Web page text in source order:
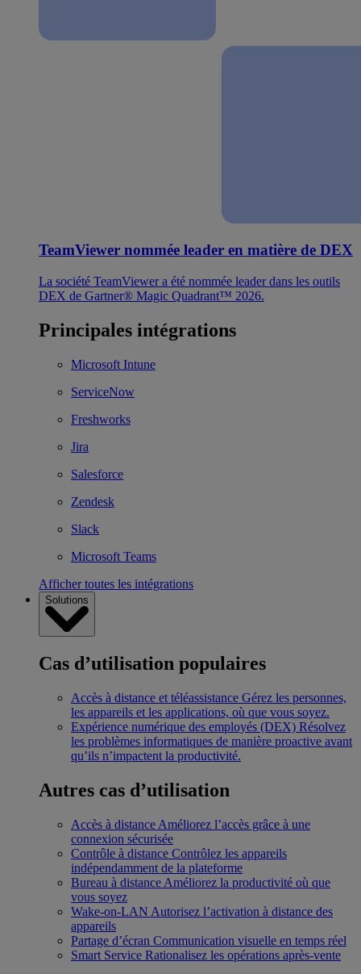
TeamViewer nommée leader en matière de DEX
La société TeamViewer a été nommée leader dans les outils
DEX de Gartner® Magic Quadrant™ 2026.
Principales intégrations
Microsoft Intune
ServiceNow
Freshworks
Jira
Salesforce
Zendesk
Slack
Microsoft Teams
Afficher toutes les intégrations
Solutions
Cas d’utilisation populaires
Accès à distance et téléassistance Gérez les personnes,
les appareils et les applications, où que vous soyez.
Expérience numérique des employés (DEX) Résolvez
les problèmes informatiques de manière proactive avant
qu’ils n’impactent la productivité.
Autres cas d’utilisation
Accès à distance Améliorez l’accès grâce à une
connexion sécurisée
Contrôle à distance Contrôlez les appareils
indépendamment de la plateforme
Bureau à distance Améliorez la productivité où que
vous soyez
Wake-on-LAN Autorisez l’activation à distance des
appareils
Partage d’écran Communication visuelle en temps réel
Smart Service Rationalisez les opérations après-vente